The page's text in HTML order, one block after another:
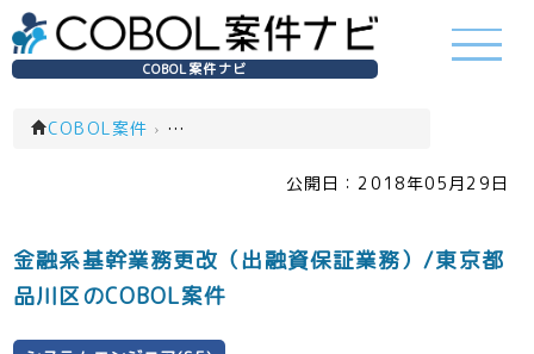
COBOL案件ナビ
COBOL案件 › システムエンジニア(SE)(一覧)
公開日： 2018年05月29日
金融系基幹業務更改（出融資保証業務）/東京都
品川区のCOBOL案件